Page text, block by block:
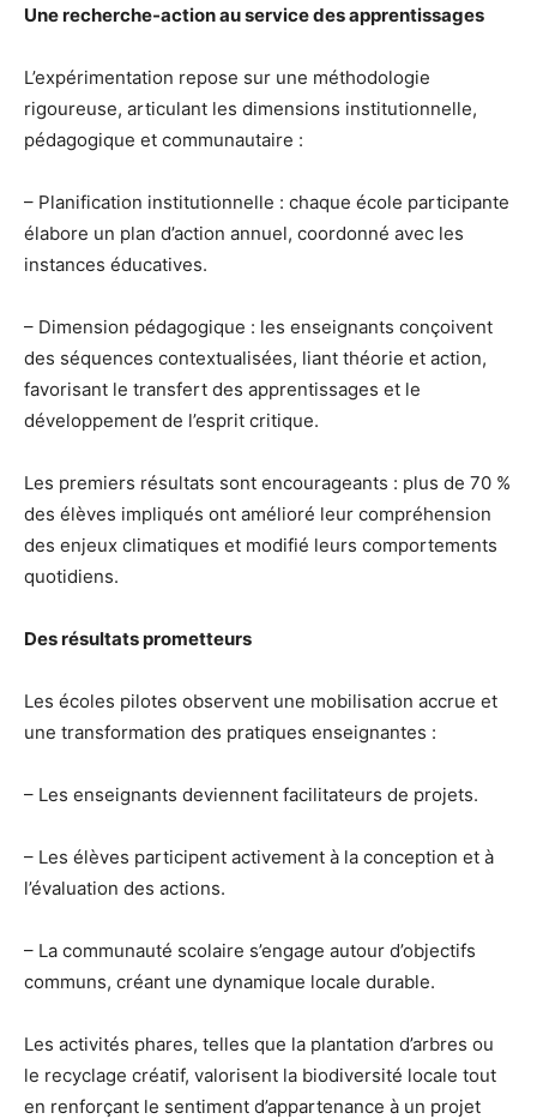
Une recherche-action au service des apprentissages
L’expérimentation repose sur une méthodologie
rigoureuse, articulant les dimensions institutionnelle,
pédagogique et communautaire :
– Planification institutionnelle : chaque école participante
élabore un plan d’action annuel, coordonné avec les
instances éducatives.
– Dimension pédagogique : les enseignants conçoivent
des séquences contextualisées, liant théorie et action,
favorisant le transfert des apprentissages et le
développement de l’esprit critique.
Les premiers résultats sont encourageants : plus de 70 %
des élèves impliqués ont amélioré leur compréhension
des enjeux climatiques et modifié leurs comportements
quotidiens.
Des résultats prometteurs
Les écoles pilotes observent une mobilisation accrue et
une transformation des pratiques enseignantes :
– Les enseignants deviennent facilitateurs de projets.
– Les élèves participent activement à la conception et à
l’évaluation des actions.
– La communauté scolaire s’engage autour d’objectifs
communs, créant une dynamique locale durable.
Les activités phares, telles que la plantation d’arbres ou
le recyclage créatif, valorisent la biodiversité locale tout
en renforçant le sentiment d’appartenance à un projet